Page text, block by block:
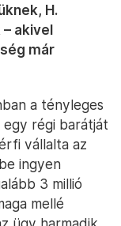
H.
akivel
már
a tényleges
régi barátját
vállalta az
ingyen
3 millió
mellé